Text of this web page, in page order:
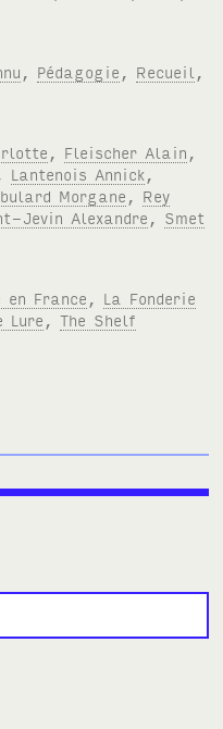
Pédagogie Recueil
Fleischer Alain
Lantenois Annick
Morgane
Rey
Jevin Alexandre
Smet
en France
La Fonderie
Lure ,The Shelf